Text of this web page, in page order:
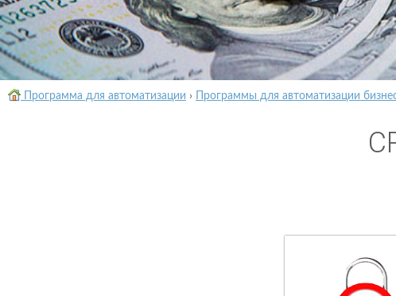
Программа для автоматизации › Программы для автоматизации